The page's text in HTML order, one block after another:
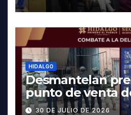
HIDALGO
Desmantelan
punto de venta
Pachuca; hay
30 DE JULIO DE 2026